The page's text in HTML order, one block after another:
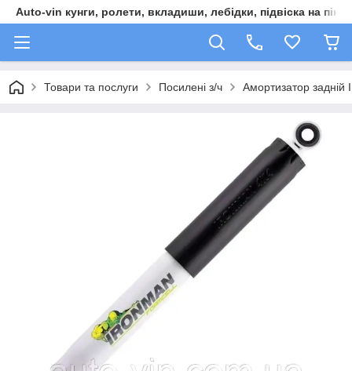
Auto-vin кунги, ролети, вкладиши, лебідки, підвіска на пікап
Товари та послуги Посилені з/ч Амортизатор